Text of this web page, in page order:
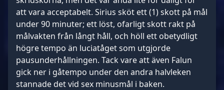
att vara acceptabelt. Sirius sköt ett (1) skott på mål
under 90 minuter; ett löst, ofarligt skott rakt på
målvakten från långt håll, och höll ett obetydligt
högre tempo än luciatåget som utgjorde
pausunderhållningen. Tack vare att även Falun
gick ner i gåtempo under den andra halvleken
stannade det vid sex minusmål i baken.